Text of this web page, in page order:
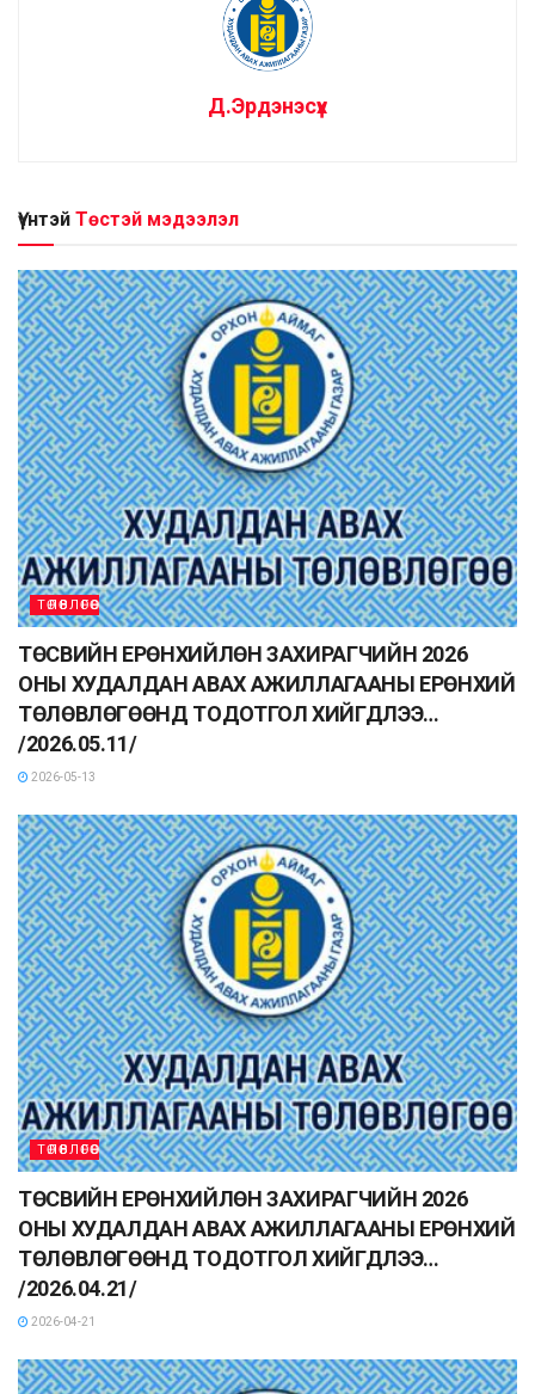
Д.Эрдэнэсүх
Үүнтэй Төстэй мэдээлэл
ТӨЛӨВЛӨГӨӨ
ТӨСВИЙН ЕРӨНХИЙЛӨН ЗАХИРАГЧИЙН 2026
ОНЫ ХУДАЛДАН АВАХ АЖИЛЛАГААНЫ ЕРӨНХИЙ
ТӨЛӨВЛӨГӨӨНД ТОДОТГОЛ ХИЙГДЛЭЭ…
/2026.05.11/
2026-05-13
ТӨЛӨВЛӨГӨӨ
ТӨСВИЙН ЕРӨНХИЙЛӨН ЗАХИРАГЧИЙН 2026
ОНЫ ХУДАЛДАН АВАХ АЖИЛЛАГААНЫ ЕРӨНХИЙ
ТӨЛӨВЛӨГӨӨНД ТОДОТГОЛ ХИЙГДЛЭЭ…
/2026.04.21/
2026-04-21